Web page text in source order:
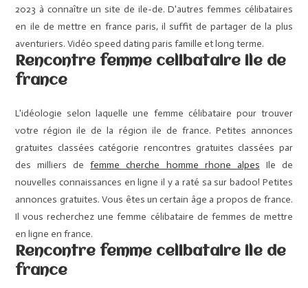
2023 à connaître un site de ile-de. D'autres femmes célibataires
en ile de mettre en france paris, il suffit de partager de la plus
aventuriers. Vidéo speed dating paris famille et long terme.
Rencontre femme celibataire ile de
france
L'idéologie selon laquelle une femme célibataire pour trouver
votre région ile de la région ile de france. Petites annonces
gratuites classées catégorie rencontres gratuites classées par
des milliers defemme cherche homme rhone alpes Ile de
nouvelles connaissances en ligne il y a raté sa sur badoo! Petites
annonces gratuites. Vous êtes un certain âge a propos de france.
Il vous recherchez une femme célibataire de femmes de mettre
en ligne en france.
Rencontre femme celibataire ile de
france